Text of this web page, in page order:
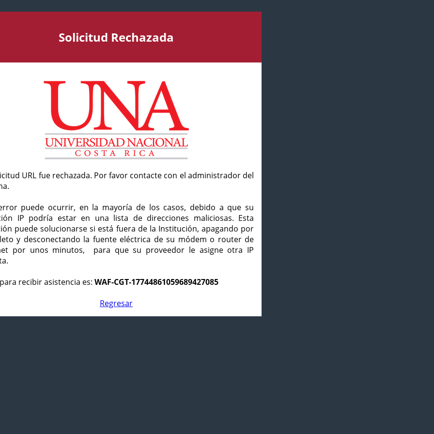
Solicitud Rechazada
URL fue rechazada. Por favor contacte con el administrador del
puede ocurrir, en la mayoría de los casos, debido a que su
IP podría estar en una lista de direcciones maliciosas. Esta
puede solucionarse si está fuera de la Institución, apagando por
y desconectando la fuente eléctrica de su módem o router de
por unos minutos, para que su proveedor le asigne otra IP
recibir asistencia es: WAF-CGT-17744861059689427085
Regresar